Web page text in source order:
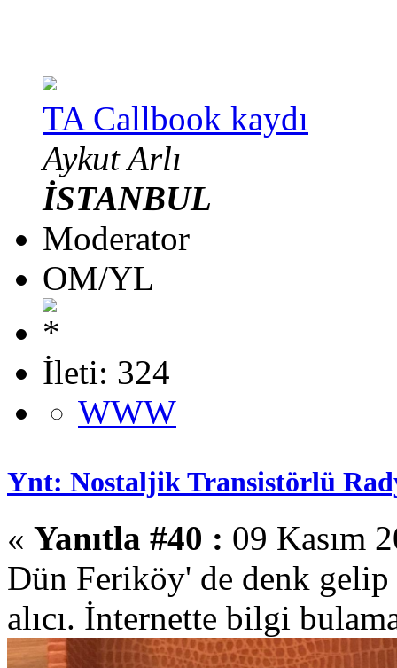
TA Callbook kaydı
Aykut Arlı
İSTANBUL
Moderator
OM/YL
İleti: 324
WWW
Ynt: Nostaljik Transistörlü
« Yanıtla #40 : 09 Kasım
Dün Feriköy' de denk gelip
alıcı. İnternette bilgi